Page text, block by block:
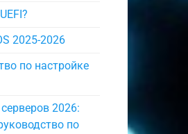
2025-2026
по настройке
2026:
по